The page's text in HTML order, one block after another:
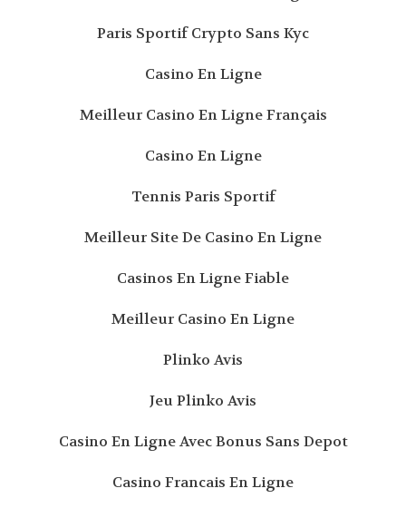
Paris Sportif Crypto Sans Kyc
Casino En Ligne
Meilleur Casino En Ligne Français
Casino En Ligne
Tennis Paris Sportif
Meilleur Site De Casino En Ligne
Casinos En Ligne Fiable
Meilleur Casino En Ligne
Plinko Avis
Jeu Plinko Avis
Casino En Ligne Avec Bonus Sans Depot
Casino Francais En Ligne